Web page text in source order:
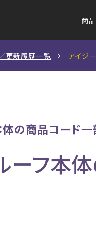
商
（外壁材）
商品ラインナップ
商品の特長
（外壁材）
施工例一覧
会社概要
ニュートラルへの取り組み
造非住宅をご検討の方
CADデータ
アイジーサイディング・
塗料工業会色票番号
その他技術資料
更新履歴一覧 アイジ
体の商品コード
ーフ本